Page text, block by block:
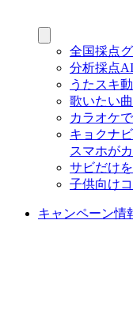
全国採点
分析採点
うたスキ
歌いたい
カラオケ
キョクナ
スマホが
サビだけ
子供向け
キャンペーン情